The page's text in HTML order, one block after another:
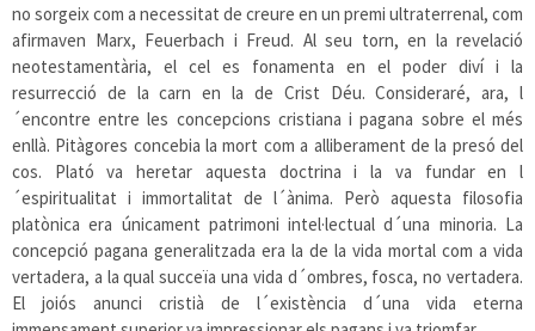
no sorgeix com a necessitat de creure en un premi ultraterrenal, com
afirmaven Marx, Feuerbach i Freud. Al seu torn, en la revelació
neotestamentària, el cel es fonamenta en el poder diví i la
resurrecció de la carn en la de Crist Déu. Consideraré, ara, l
´encontre entre les concepcions cristiana i pagana sobre el més
enllà. Pitàgores concebia la mort com a alliberament de la presó del
cos. Plató va heretar aquesta doctrina i la va fundar en l
´espiritualitat i immortalitat de l´ànima. Però aquesta filosofia
platònica era únicament patrimoni intel·lectual d´una minoria. La
concepció pagana generalitzada era la de la vida mortal com a vida
vertadera, a la qual succeïa una vida d´ombres, fosca, no vertadera.
El joiós anunci cristià de l´existència d´una vida eterna